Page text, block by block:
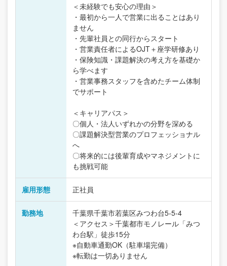
＜未経験でも安心の理由＞
・最初から一人で営業に出ることはあり
ません
・先輩社員との同行からスタート
・営業責任者によるOJT＋座学研修あり
・保険知識・課題解決の考え方を基礎か
ら学べます
・営業事務スタッフを含めたチーム体制
でサポート
＜キャリアパス＞
〇個人・法人いずれかの分野を深める
〇課題解決型営業のプロフェッショナル
へ
〇将来的には後輩育成やマネジメントに
も挑戦可能
雇用形態 正社員
勤務地
千葉県千葉市若葉区みつわ台5-5-4
＜アクセス＞千葉都市モノレール「みつ
わ台駅」徒歩15分
※自動車通勤OK（駐車場完備）
※転勤は一切ありません